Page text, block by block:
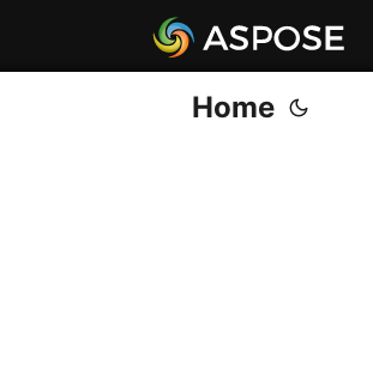
Home